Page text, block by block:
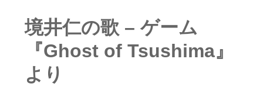
境井仁の歌 – ゲーム
『Ghost of Tsushima』
より